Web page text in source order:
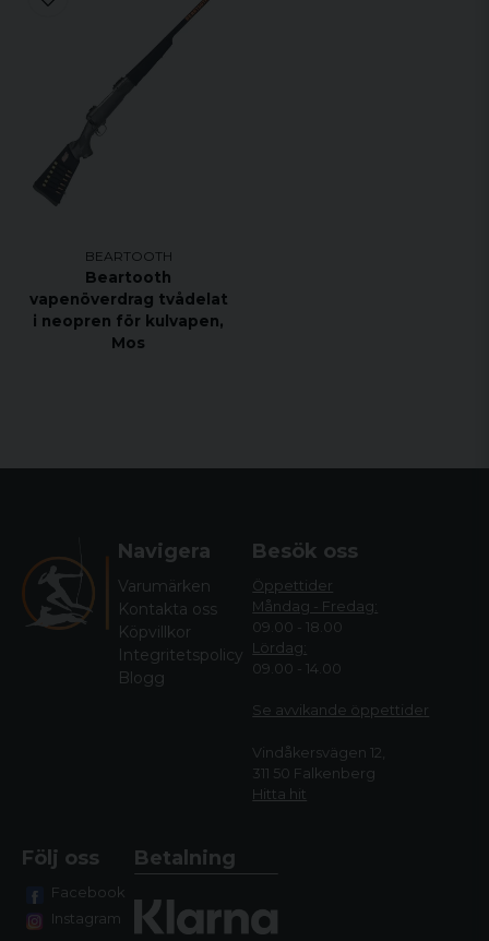
BEARTOOTH
Beartooth
vapenöverdrag tvådelat
i neopren för kulvapen,
Mos
Navigera
Varumärken
Kontakta oss
Köpvillkor
Integritetspolicy
Blogg
Besök oss
Öppettider
Måndag - Fredag:
09.00 - 18.00
Lördag:
09.00 - 14.00
Se avvikande öppettider
Vindåkersvägen 12,
311 50 Falkenberg
Hitta hit
Följ oss
Facebook
Instagram
Betalning